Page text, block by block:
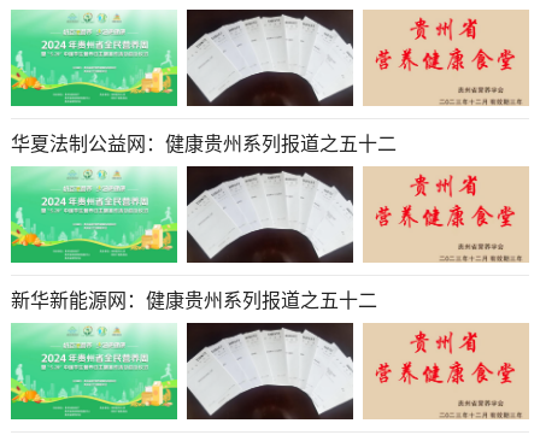
华夏法制公益网：健康贵州系列报道之五十二
新华新能源网：健康贵州系列报道之五十二